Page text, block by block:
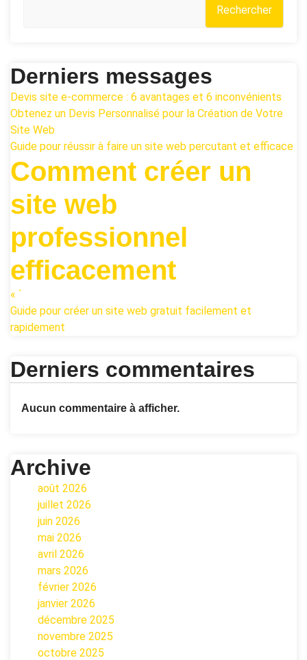
Rechercher
Derniers messages
Devis site e-commerce : 6 avantages et 6 inconvénients
Obtenez un Devis Personnalisé pour la Création de Votre
Site Web
Guide pour réussir à faire un site web percutant et efficace
Comment créer un
site web
professionnel
efficacement
« `
Guide pour créer un site web gratuit facilement et
rapidement
Derniers commentaires
Aucun commentaire à afficher.
Archive
août 2026
juillet 2026
juin 2026
mai 2026
avril 2026
mars 2026
février 2026
janvier 2026
décembre 2025
novembre 2025
octobre 2025